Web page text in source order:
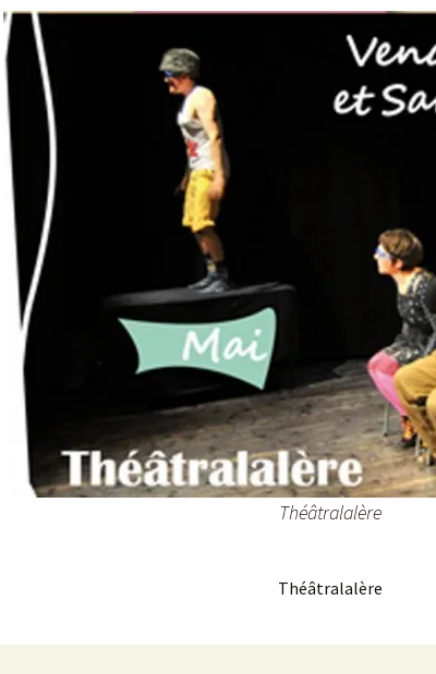
Théâtralalère
Théâtralalère